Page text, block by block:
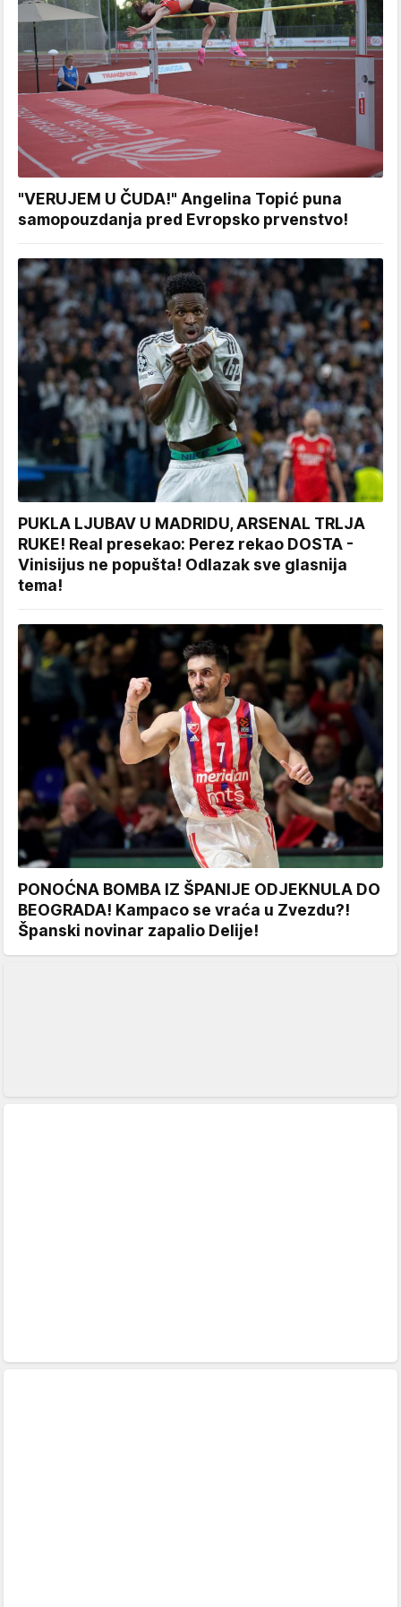
"VERUJEM U ČUDA!" Angelina Topić puna
samopouzdanja pred Evropsko prvenstvo!
PUKLA LJUBAV U MADRIDU, ARSENAL TRLJA
RUKE! Real presekao: Perez rekao DOSTA -
Vinisijus ne popušta! Odlazak sve glasnija
tema!
PONOĆNA BOMBA IZ ŠPANIJE ODJEKNULA DO
BEOGRADA! Kampaco se vraća u Zvezdu?!
Španski novinar zapalio Delije!